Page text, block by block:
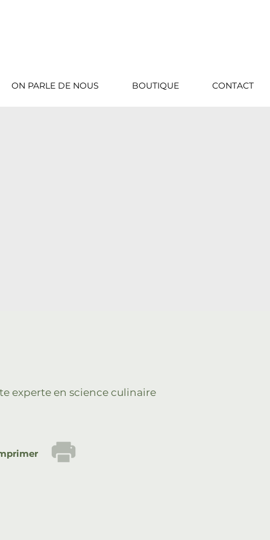
ON PARLE DE NOUS BOUTIQUE CONTACT
experte en science culinaire